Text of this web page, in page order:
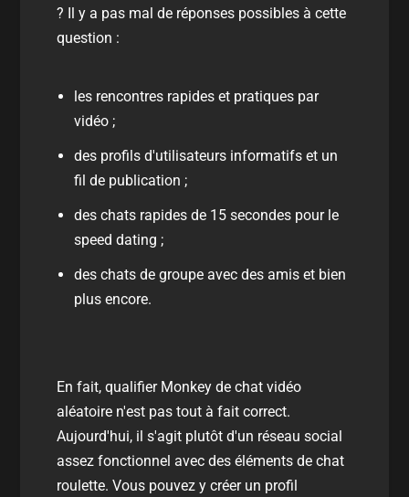
? Il y a pas mal de réponses possibles à cette
question :
les rencontres rapides et pratiques par
vidéo ;
des profils d'utilisateurs informatifs et un
fil de publication ;
des chats rapides de 15 secondes pour le
speed dating ;
des chats de groupe avec des amis et bien
plus encore.
En fait, qualifier Monkey de chat vidéo
aléatoire n'est pas tout à fait correct.
Aujourd'hui, il s'agit plutôt d'un réseau social
assez fonctionnel avec des éléments de chat
roulette. Vous pouvez y créer un profil